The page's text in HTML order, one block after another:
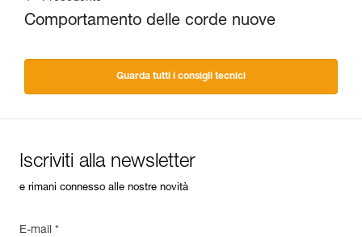
Comportamento delle corde nuove
Guarda tutti i consigli tecnici
Iscriviti alla newsletter
e rimani connesso alle nostre novità
E-mail *